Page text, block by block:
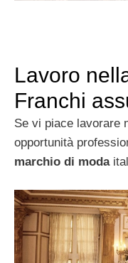
Lavoro
Franchi
Se vi piace lavorare
opportunità
marchio di moda